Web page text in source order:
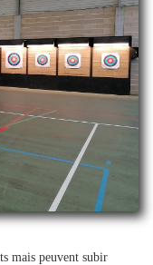
mais peuvent subir